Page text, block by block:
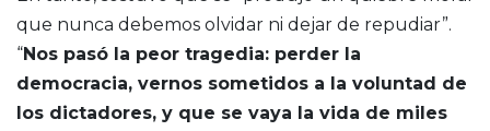
que nunca debemos olvidar ni dejar de repudiar”.
“Nos pasó la peor tragedia: perder la
democracia, vernos sometidos a la voluntad de
los dictadores, y que se vaya la vida de miles